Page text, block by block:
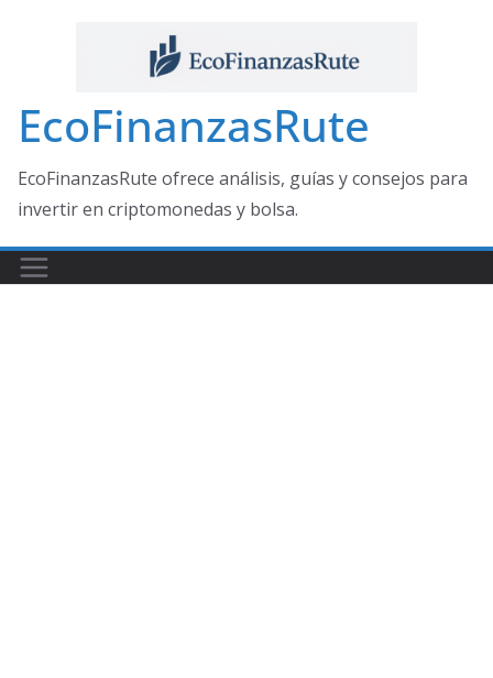
EcoFinanzasRute
EcoFinanzasRute ofrece análisis, guías y consejos para
invertir en criptomonedas y bolsa.